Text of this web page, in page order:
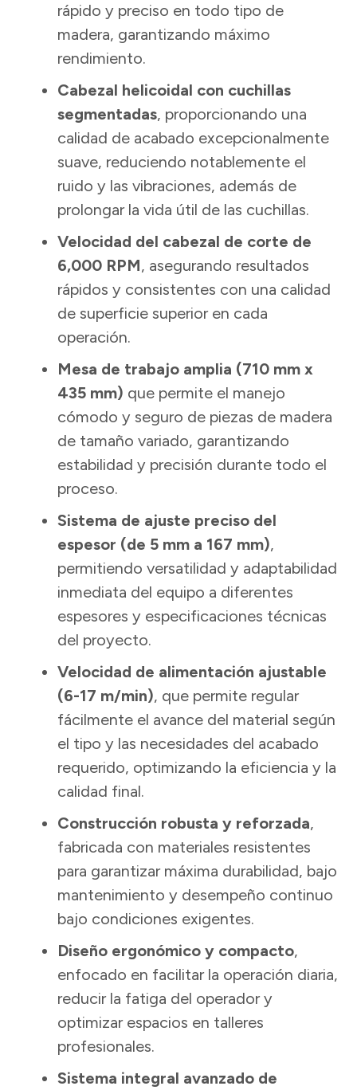
rápido y preciso en todo tipo de
madera, garantizando máximo
rendimiento.
Cabezal helicoidal con cuchillas
segmentadas, proporcionando una
calidad de acabado excepcionalmente
suave, reduciendo notablemente el
ruido y las vibraciones, además de
prolongar la vida útil de las cuchillas.
Velocidad del cabezal de corte de
6,000 RPM, asegurando resultados
rápidos y consistentes con una calidad
de superficie superior en cada
operación.
Mesa de trabajo amplia (710 mm x
435 mm) que permite el manejo
cómodo y seguro de piezas de madera
de tamaño variado, garantizando
estabilidad y precisión durante todo el
proceso.
Sistema de ajuste preciso del
espesor (de 5 mm a 167 mm),
permitiendo versatilidad y adaptabilidad
inmediata del equipo a diferentes
espesores y especificaciones técnicas
del proyecto.
Velocidad de alimentación ajustable
(6-17 m/min), que permite regular
fácilmente el avance del material según
el tipo y las necesidades del acabado
requerido, optimizando la eficiencia y la
calidad final.
Construcción robusta y reforzada,
fabricada con materiales resistentes
para garantizar máxima durabilidad, bajo
mantenimiento y desempeño continuo
bajo condiciones exigentes.
Diseño ergonómico y compacto,
enfocado en facilitar la operación diaria,
reducir la fatiga del operador y
optimizar espacios en talleres
profesionales.
Sistema integral avanzado de